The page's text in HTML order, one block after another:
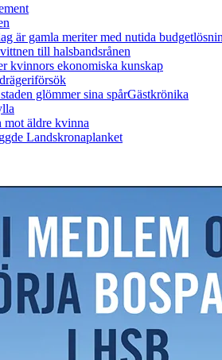
är gamla meriter med nutida
till halsbandsrånen
kvinnors ekonomiska kunskap
glömmer sina spårGästkrönika
mot äldre kvinna
Landskronaplanket